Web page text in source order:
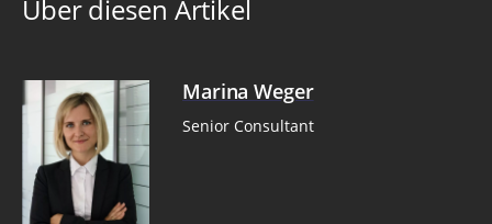
Über diesen Artikel
Marina Weger
Senior Consultant